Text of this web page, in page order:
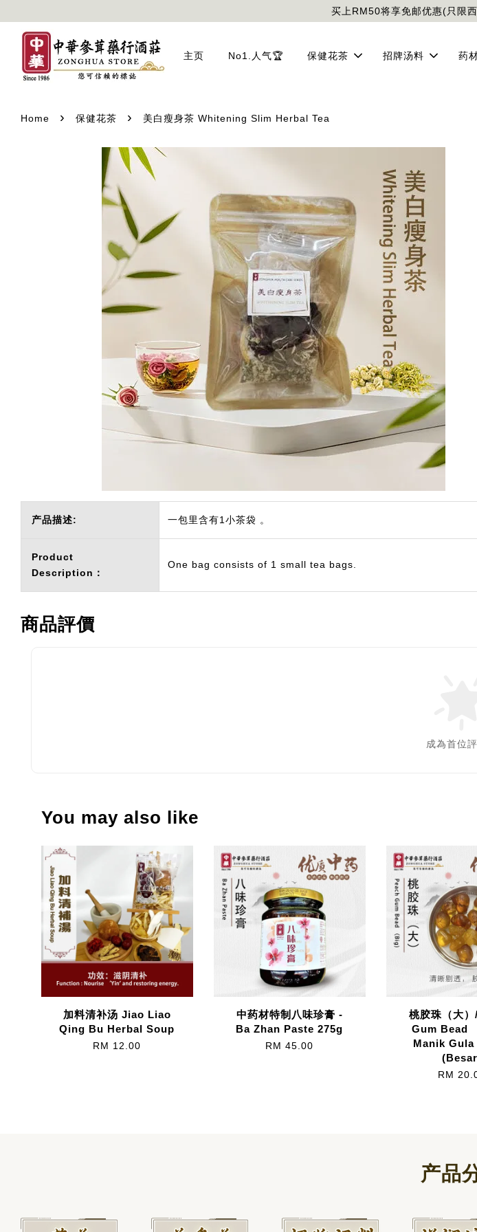
买上RM50将享免邮优惠(只限西
主页 No1.人气🏆 保健花茶 招牌汤料 药
Home › 保健花茶 › 美白瘦身茶 Whitening Slim Herbal Tea
产品描述: 一包里含有1小茶袋 。
Product
Description：
One bag consists of 1 small tea bags.
商品評價
成為首位
You may also like
加料清补汤 Jiao Liao
Qing Bu Herbal Soup
RM 12.00
中药材特制八味珍膏 -
Ba Zhan Paste 275g
RM 45.00
桃胶珠（大
Gum Bead
Manik Gula
RM
产品